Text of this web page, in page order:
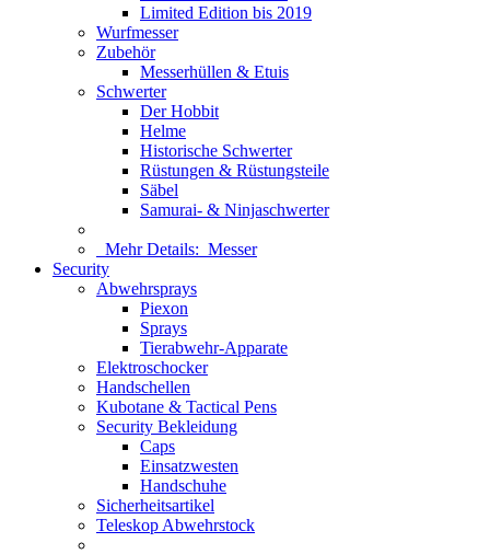
Limited Edition bis 2019
Wurfmesser
Zubehör
Messerhüllen & Etuis
Schwerter
Der Hobbit
Helme
Historische Schwerter
Rüstungen & Rüstungsteile
Säbel
Samurai- & Ninjaschwerter
Mehr Details: Messer
Security
Abwehrsprays
Piexon
Sprays
Tierabwehr-Apparate
Elektroschocker
Handschellen
Kubotane & Tactical Pens
Security Bekleidung
Caps
Einsatzwesten
Handschuhe
Sicherheitsartikel
Teleskop Abwehrstock